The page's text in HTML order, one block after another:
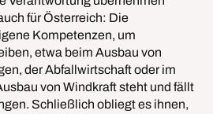
für Österreich: Die
Kompetenzen, um
etwa beim Ausbau von
der Abfallwirtschaft oder im
von Windkraft steht und fällt
Schließlich obliegt es ihnen,